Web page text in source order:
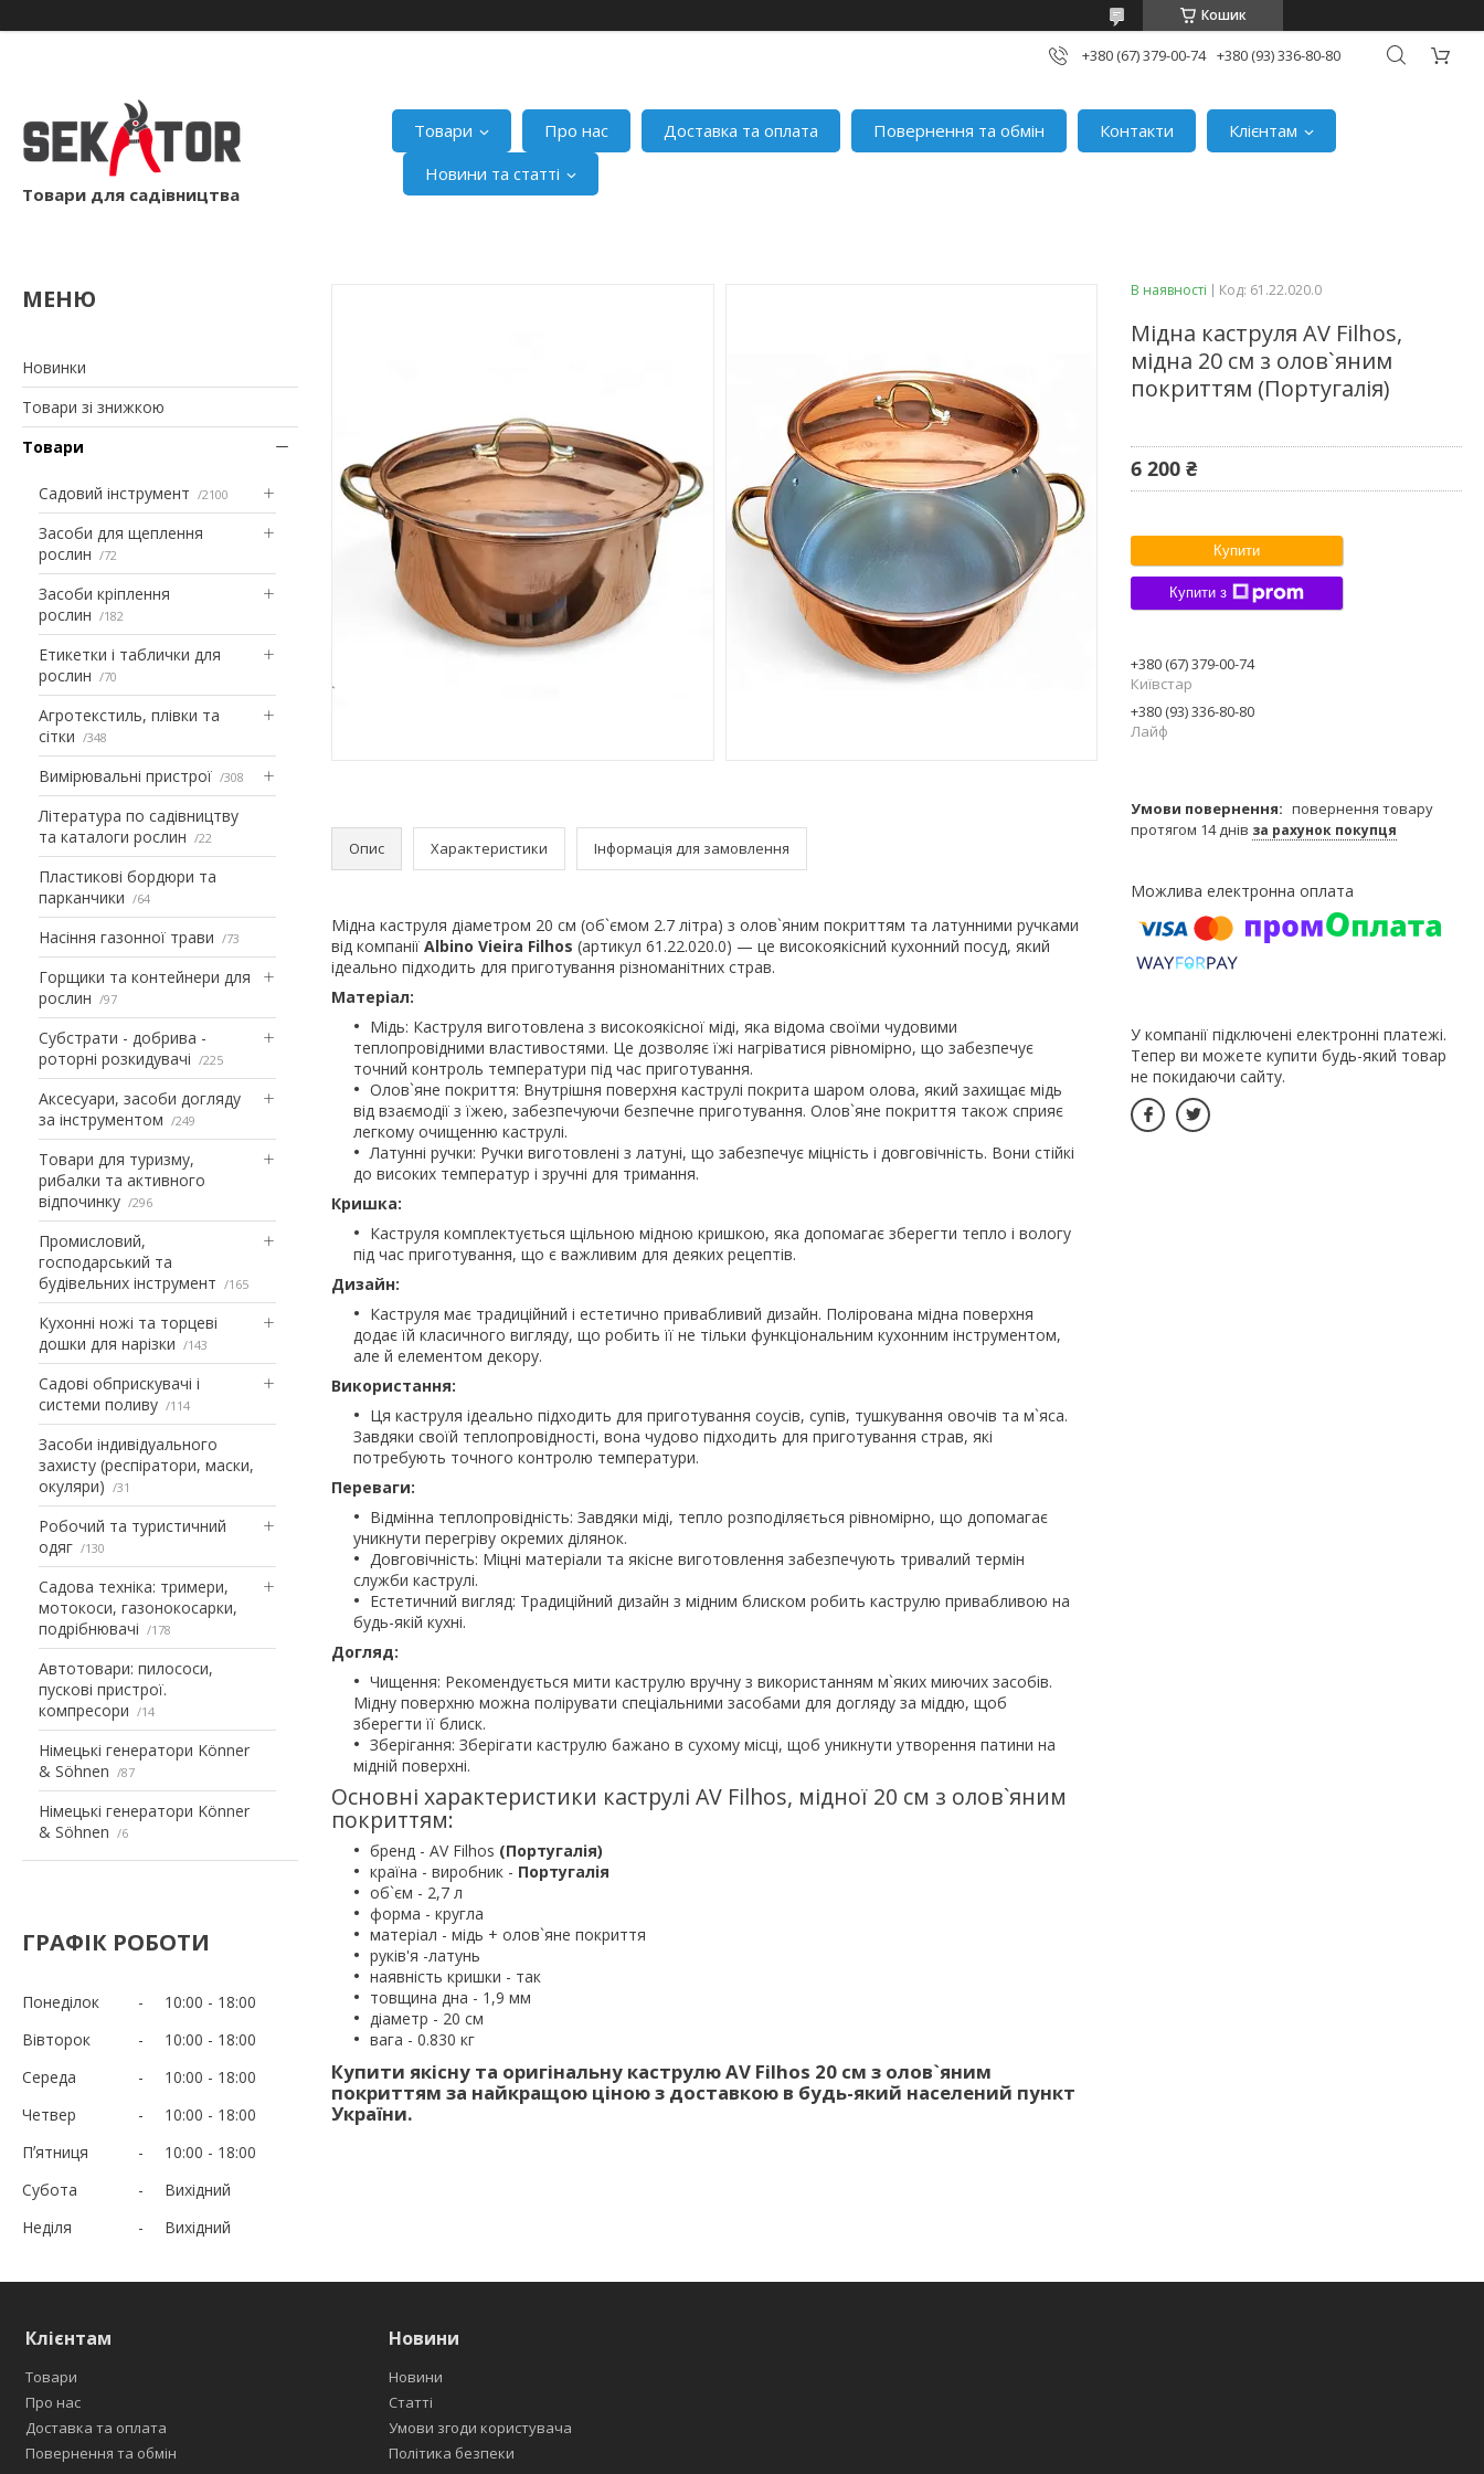
Кошик
+380 (67) 379-00-74 +380 (93) 336-80-80
Товари для садівництва
Товари Про нас Доставка та оплата Повернення та обмін Контакти
Клієнтам
Новини та статті
Новинки
Товари зі знижкою
Товари
Садовий інструмент 2100
Засоби для щеплення
рослин
72
Засоби кріплення
рослин
182
Етикетки і таблички для
рослин
70
Агротекстиль, плівки та
сітки
348
Вимірювальні пристрої 308
Література по садівництву
та каталоги рослин
22
Пластикові бордюри та
парканчики
64
Насіння газонної трави 73
Горщики та контейнери для
рослин
97
Субстрати - добрива -
роторні розкидувачі
225
Аксесуари, засоби догляду
за інструментом
249
Товари для туризму,
рибалки та активного
відпочинку
296
Промисловий,
господарський та
будівельних інструмент
165
Кухонні ножі та торцеві
дошки для нарізки
143
Садові обприскувачі і
системи поливу
114
Засоби індивідуального
захисту (респіратори, маски,
окуляри)
31
Робочий та туристичний
одяг
130
Садова техніка: тримери,
мотокоси, газонокосарки,
подрібнювачі
178
Автотовари: пилососи,
пускові пристрої.
компресори
14
Німецькі генератори Könner
& Söhnen
87
Німецькі генератори Könner
& Söhnen
6
ГРАФІК РОБОТИ
Понеділок 10:00
18:00
Вівторок
10:00
18:00
Середа
10:00
18:00
Четвер
10:00
18:00
Пʼятниця
10:00
18:00
Субота
Вихідний
Неділя
Вихідний
Опис Характеристики Інформація для замовлення
Мідна каструля діаметром 20 см (об`ємом 2.7 літра) з олов`яним покриттям та латунними ручками
від компанії Albino Vieira Filhos (артикул 61.22.020.0) — це високоякісний кухонний посуд, який
ідеально підходить для приготування різноманітних страв.
Матеріал:
Мідь: Каструля виготовлена з високоякісної міді, яка відома своїми чудовими
теплопровідними властивостями. Це дозволяє їжі нагріватися рівномірно, що забезпечує
точний контроль температури під час приготування.
Олов`яне покриття: Внутрішня поверхня каструлі покрита шаром олова, який захищає мідь
від взаємодії з їжею, забезпечуючи безпечне приготування. Олов`яне покриття також сприяє
легкому очищенню каструлі.
Латунні ручки: Ручки виготовлені з латуні, що забезпечує міцність і довговічність. Вони стійкі
до високих температур і зручні для тримання.
Кришка:
Каструля комплектується щільною мідною кришкою, яка допомагає зберегти тепло і вологу
під час приготування, що є важливим для деяких рецептів.
Дизайн:
Каструля має традиційний і естетично привабливий дизайн. Полірована мідна поверхня
додає їй класичного вигляду, що робить її не тільки функціональним кухонним інструментом,
але й елементом декору.
Використання:
Ця каструля ідеально підходить для приготування соусів, супів, тушкування овочів та м`яса.
Завдяки своїй теплопровідності, вона чудово підходить для приготування страв, які
потребують точного контролю температури.
Переваги:
Відмінна теплопровідність: Завдяки міді, тепло розподіляється рівномірно, що допомагає
уникнути перегріву окремих ділянок.
Довговічність: Міцні матеріали та якісне виготовлення забезпечують тривалий термін
служби каструлі.
Естетичний вигляд: Традиційний дизайн з мідним блиском робить каструлю привабливою на
будь-якій кухні.
Догляд:
Чищення: Рекомендується мити каструлю вручну з використанням м`яких миючих засобів.
Мідну поверхню можна полірувати спеціальними засобами для догляду за міддю, щоб
зберегти її блиск.
Зберігання: Зберігати каструлю бажано в сухому місці, щоб уникнути утворення патини на
мідній поверхні.
Основні характеристики каструлі AV Filhos, мідної 20 см з олов`яним
покриттям:
бренд - AV Filhos (Португалія)
країна - виробник - Португалія
об`єм - 2,7 л
форма - кругла
матеріал - мідь + олов`яне покриття
руків'я -латунь
наявність кришки - так
товщина дна - 1,9 мм
діаметр - 20 см
вага - 0.830 кг
Купити якісну та оригінальну каструлю AV Filhos 20 см з олов`яним
покриттям за найкращою ціною з доставкою в будь-який населений пункт
України.
В наявності Код: 61.22.020.0
Мідна каструля AV Filhos,
мідна 20 см з олов`яним
покриттям (Португалія)
6 200 ₴
Купити
Купити з
+380 (67) 379-00-74
Київстар
+380 (93) 336-80-80
Лайф
повернення товару
протягом 14 днів за рахунок покупця
У компанії підключені електронні платежі.
Тепер ви можете купити будь-який товар
не покидаючи сайту.
Клієнтам
Товари
Про нас
Доставка та оплата
Повернення та обмін
Новини
Новини
Статті
Умови згоди користувача
Політика безпеки